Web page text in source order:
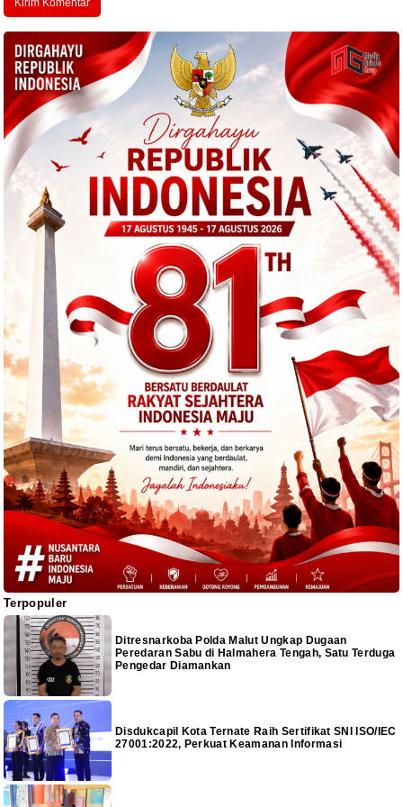
Terpopuler
Ditresnarkoba Polda Malut Ungkap Dugaan
Peredaran Sabu di Halmahera Tengah, Satu Terduga
Pengedar Diamankan
Disdukcapil Kota Ternate Raih Sertifikat SNI ISO/IEC
27001:2022, Perkuat Keamanan Informasi